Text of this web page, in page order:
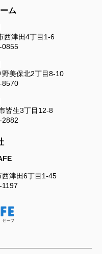
ム
西津田4丁目1-6
0855
美保北2丁目8-10
8570
皆生3丁目12-8
2882
西津田6丁目1-45